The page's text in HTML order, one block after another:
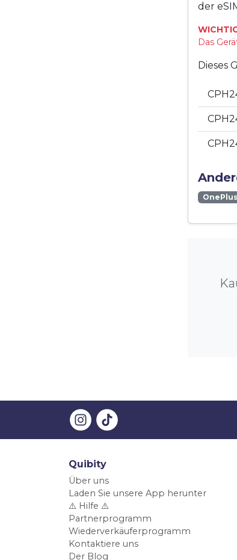
der
Das
Dieses
OnePlus
Quibity
Über uns
Laden Sie unsere App herunter
⚠️ Hilfe ⚠️
Partnerprogramm
Wiederverkäuferprogramm
Kontaktiere uns
Der Blog